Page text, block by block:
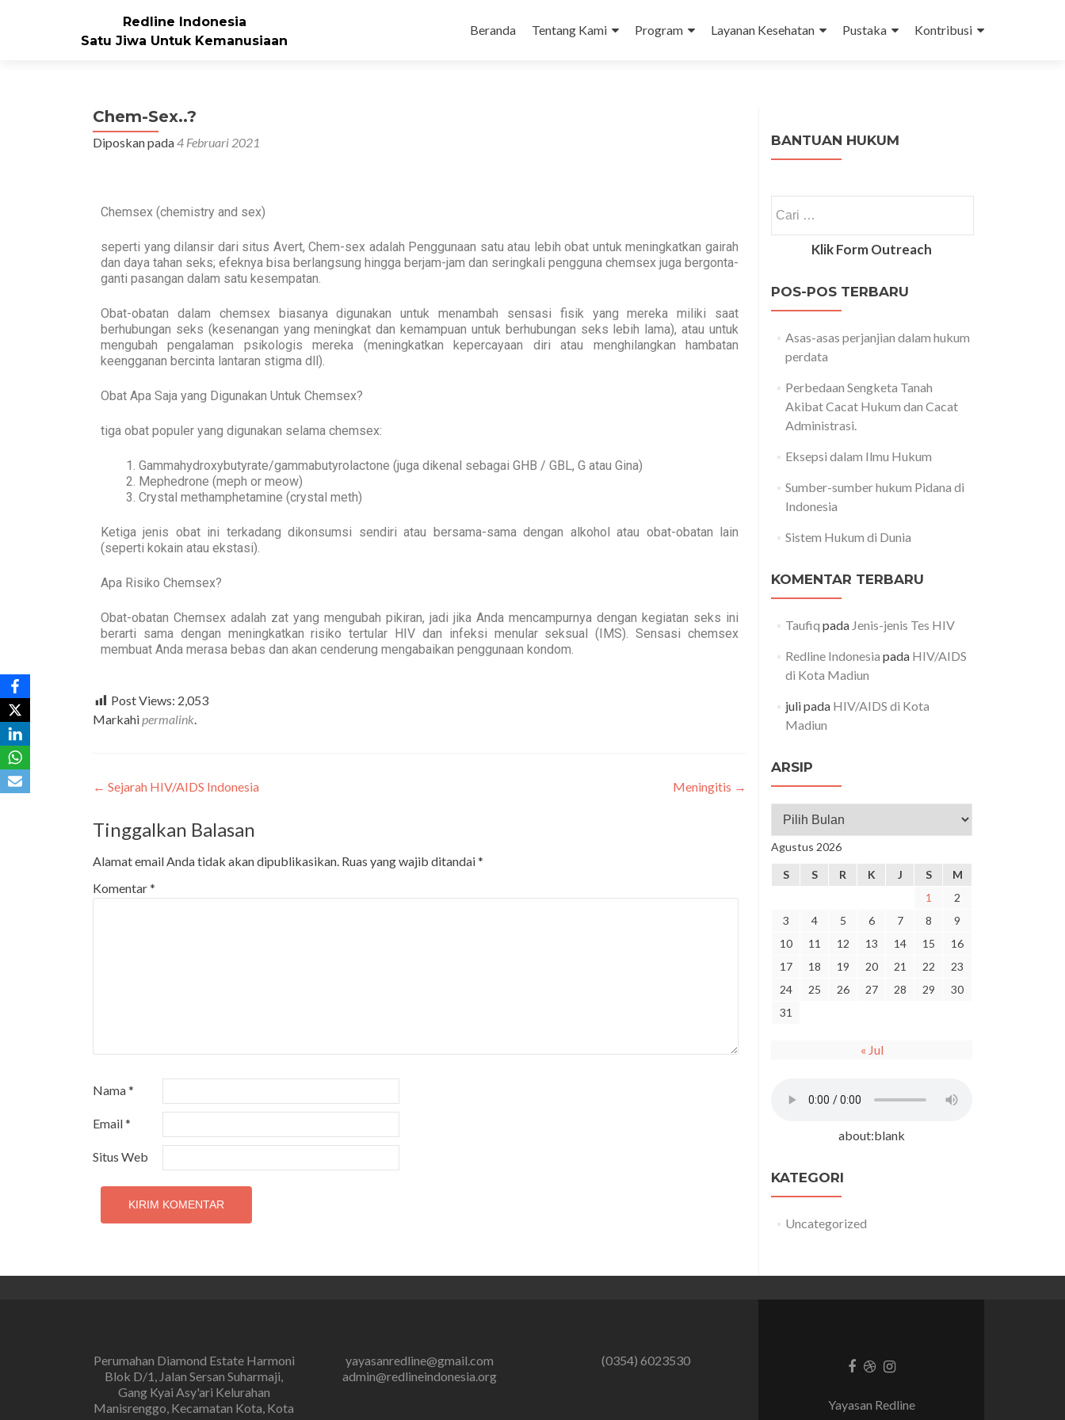
Redline Indonesia
Satu Jiwa Untuk Kemanusiaan
Beranda Tentang Kami Program Layanan Kesehatan Pustaka Kontribusi
Chem-Sex..?
Diposkan pada4 Februari 2021
Chemsex (chemistry and sex)
seperti yang dilansir dari situs Avert, Chem-sex adalah Penggunaan satu atau lebih obat untuk meningkatkan gairah
dan daya tahan seks; efeknya bisa berlangsung hingga berjam-jam dan seringkali pengguna chemsex juga bergonta-
ganti pasangan dalam satu kesempatan.
Obat-obatan dalam chemsex biasanya digunakan untuk menambah sensasi fisik yang mereka miliki saat
berhubungan seks (kesenangan yang meningkat dan kemampuan untuk berhubungan seks lebih lama), atau untuk
mengubah pengalaman psikologis mereka (meningkatkan kepercayaan diri atau menghilangkan hambatan
keengganan bercinta lantaran stigma dll).
Obat Apa Saja yang Digunakan Untuk Chemsex?
tiga obat populer yang digunakan selama chemsex:
Gammahydroxybutyrate/gammabutyrolactone (juga dikenal sebagai GHB / GBL, G atau Gina)
Mephedrone (meph or meow)
Crystal methamphetamine (crystal meth)
Ketiga jenis obat ini terkadang dikonsumsi sendiri atau bersama-sama dengan alkohol atau obat-obatan lain
(seperti kokain atau ekstasi).
Apa Risiko Chemsex?
Obat-obatan Chemsex adalah zat yang mengubah pikiran, jadi jika Anda mencampurnya dengan kegiatan seks ini
berarti sama dengan meningkatkan risiko tertular HIV dan infeksi menular seksual (IMS). Sensasi chemsex
membuat Anda merasa bebas dan akan cenderung mengabaikan penggunaan kondom.
Post Views: 2,053
Markahipermalink.
← Sejarah HIV/AIDS Indonesia Meningitis →
Tinggalkan Balasan
Alamat email Anda tidak akan dipublikasikan. Ruas yang wajib ditandai*
Komentar*
Nama*
Email*
Situs Web
BANTUAN HUKUM
Klik Form Outreach
POS-POS TERBARU
Asas-asas perjanjian dalam hukum
perdata
Perbedaan Sengketa Tanah
Akibat Cacat Hukum dan Cacat
Administrasi.
Eksepsi dalam Ilmu Hukum
Sumber-sumber hukum Pidana di
Indonesia
Sistem Hukum di Dunia
KOMENTAR TERBARU
Taufiq pada Jenis-jenis Tes HIV
Redline Indonesia pada HIV/AIDS
di Kota Madiun
julipada HIV/AIDS di Kota
Madiun
ARSIP
Agustus 2026
S S R K J S
M
1
2
3
4 5 6 7 8
9
10
11 12 13 14 15
16
17
18 19 20 21 22
23
24
25 26 27 28 29
30
31
« Jul
about:blank
KATEGORI
Uncategorized
Perumahan Diamond Estate Harmoni
Blok D/1, Jalan Sersan Suharmaji,
Gang Kyai Asy'ari Kelurahan
Manisrenggo, Kecamatan Kota, Kota
yayasanredline@gmail.com
admin@redlineindonesia.org
(0354) 6023530
Tautan
TautanTautan
Yayasan Redline